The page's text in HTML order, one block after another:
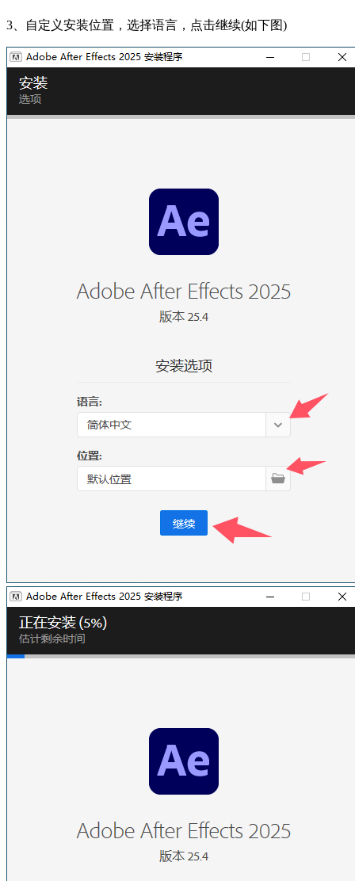
3、自定义安装位置，选择语言，点击继续(如下图)